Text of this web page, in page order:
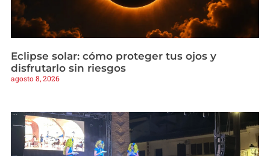
Eclipse solar: cómo proteger tus ojos y
disfrutarlo sin riesgos
agosto 8, 2026